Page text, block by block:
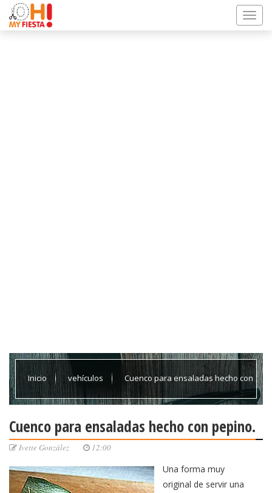
Inicio vehículos Cuenco para ensaladas hecho con
Cuenco para ensaladas hecho con pepino.
Ivette González 12:00
Una forma muy
original de servir una